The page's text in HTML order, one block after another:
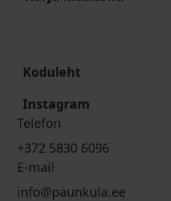
Koduleht
Instagram
Telefon
+372 5830 6096
E-mail
info@paunkula.ee